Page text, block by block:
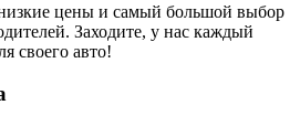
цены и самый большой выбор
Заходите, у нас каждый
своего авто!